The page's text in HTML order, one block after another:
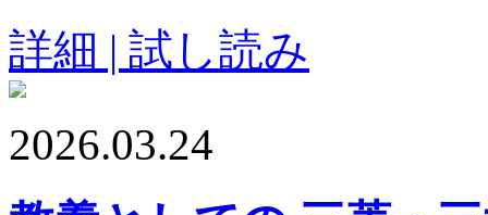
詳細 | 試し読み
2026.03.24